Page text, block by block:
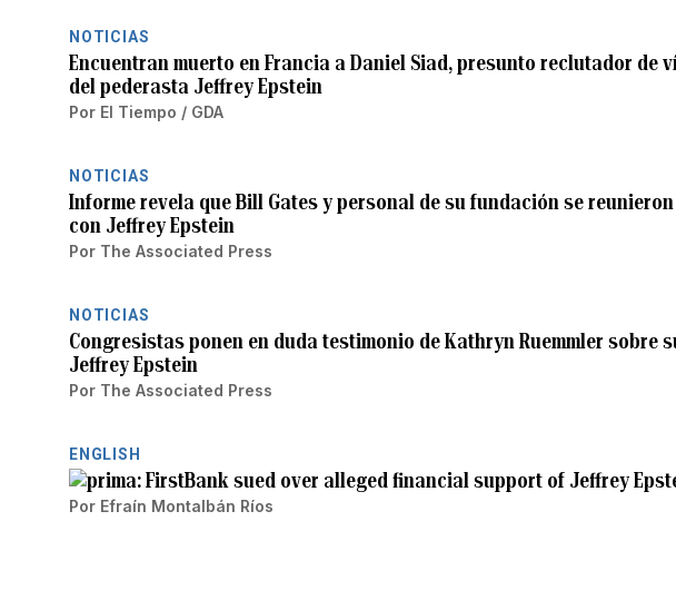
NOTICIAS
Encuentran muerto en Francia a Daniel Siad, presunto reclutador de
del pederasta Jeffrey Epstein
Por El Tiempo / GDA
NOTICIAS
Informe revela que Bill Gates y personal de su fundación se
con Jeffrey Epstein
Por The Associated Press
NOTICIAS
Congresistas ponen en duda testimonio de Kathryn Ruemmler sobre
Jeffrey Epstein
Por The Associated Press
ENGLISH
FirstBank sued over alleged financial support of Jeffrey
Por Efraín Montalbán Ríos